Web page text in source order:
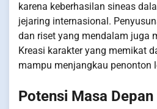
karena keberhasilan sineas
jejaring internasional.
dan riset yang mendalam juga
Kreasi karakter yang memikat
mampu menjangkau penonton
Potensi Masa